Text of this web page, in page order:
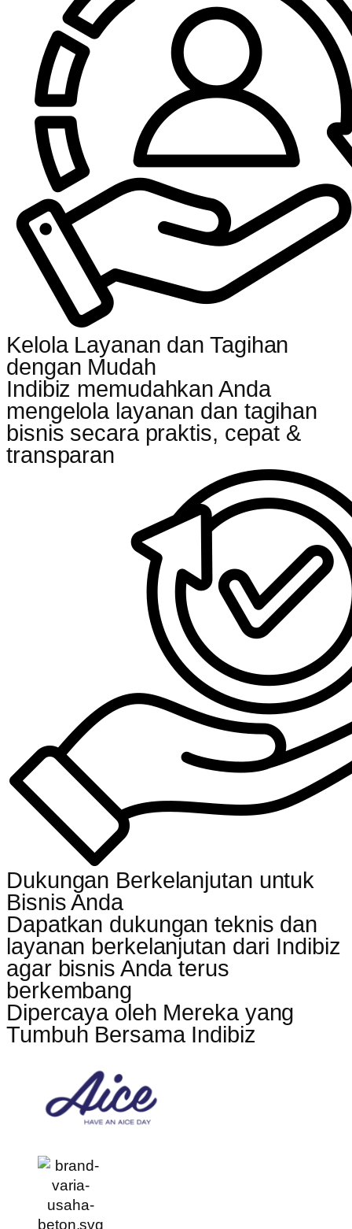
Kelola Layanan dan Tagihan
dengan Mudah
Indibiz memudahkan Anda
mengelola layanan dan tagihan
bisnis secara praktis, cepat &
transparan
Dukungan Berkelanjutan untuk
Bisnis Anda
Dapatkan dukungan teknis dan
layanan berkelanjutan dari Indibiz
agar bisnis Anda terus
berkembang
Dipercaya oleh Mereka yang
Tumbuh Bersama Indibiz